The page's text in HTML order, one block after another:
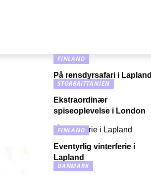
FINLAND
På rensdyrsafari i Lapland
STORBRITTANIEN
Ekstraordinær
spiseoplevelse i London
FINLAND
Eventyrlig vinterferie i
Lapland
DANMARK